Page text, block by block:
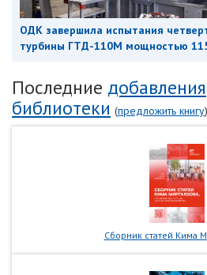
ОДК завершила испытания
турбины ГТД-110М мощностью
Последние добавления
библиотеки (предложить книгу)
Сборник статей Кима